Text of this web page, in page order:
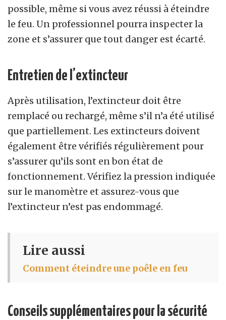
possible, même si vous avez réussi à éteindre
le feu. Un professionnel pourra inspecter la
zone et s’assurer que tout danger est écarté.
Entretien de l’extincteur
Après utilisation, l’extincteur doit être
remplacé ou rechargé, même s’il n’a été utilisé
que partiellement. Les extincteurs doivent
également être vérifiés régulièrement pour
s’assurer qu’ils sont en bon état de
fonctionnement. Vérifiez la pression indiquée
sur le manomètre et assurez-vous que
l’extincteur n’est pas endommagé.
Lire aussi
Comment éteindre une poêle en feu
Conseils supplémentaires pour la sécurité